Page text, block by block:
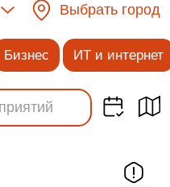
Выбрать город
Бизнес ИТ и интернет